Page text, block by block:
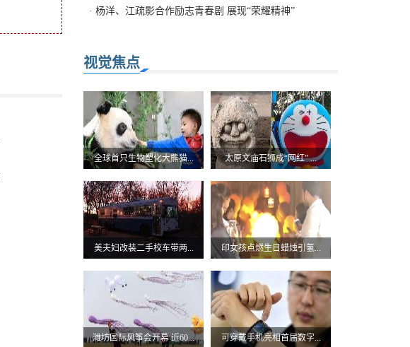
· 杨洋、江疏影合作励志青春剧 展现“荣耀精神”
视觉焦点
全球首只生物塑化大熊猫... 太原文庙石狮成“网红” ...
美夫妇改装二手校车带两... 印女孩点燃生日蜡烛引氢...
潍坊国际风筝会开幕 近60... 可穿戴手机亮相首届数字...